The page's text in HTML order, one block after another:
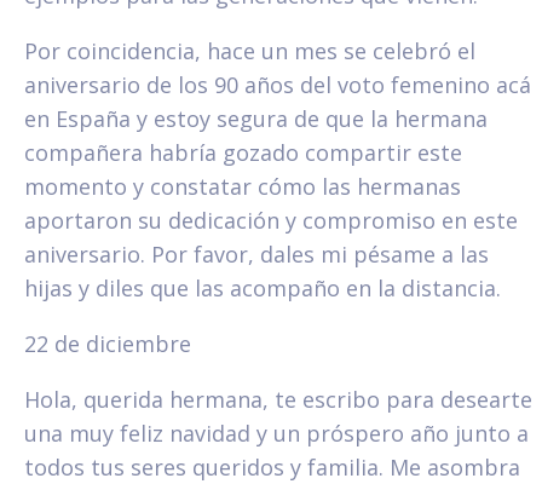
Por coincidencia, hace un mes se celebró el
aniversario de los 90 años del voto femenino acá
en España y estoy segura de que la hermana
compañera habría gozado compartir este
momento y constatar cómo las hermanas
aportaron su dedicación y compromiso en este
aniversario. Por favor, dales mi pésame a las
hijas y diles que las acompaño en la distancia.
22 de diciembre
Hola, querida hermana, te escribo para desearte
una muy feliz navidad y un próspero año junto a
todos tus seres queridos y familia. Me asombra